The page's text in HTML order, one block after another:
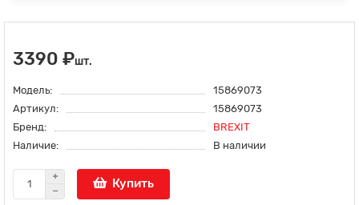
3390 ₽шт.
Модель:
15869073
Артикул:
15869073
Бренд:
BREXIT
Наличие:
В наличии
Купить